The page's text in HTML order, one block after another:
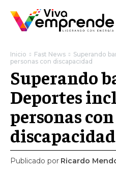
Inicio Fast News
Superando
personas con discapacidad
Superando
Deportes
personas con
discapacidad
Publicado por Ricardo